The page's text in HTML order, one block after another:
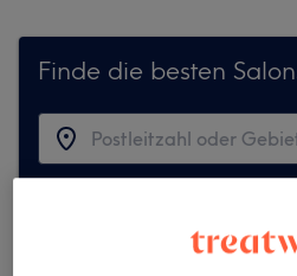
Finde die besten